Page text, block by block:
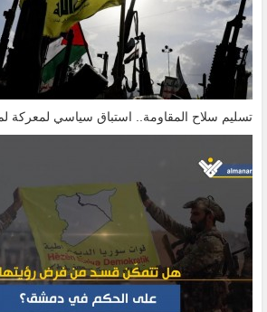
تسليم سلاح المقاومة.. استباق سياسي لمعركة لم